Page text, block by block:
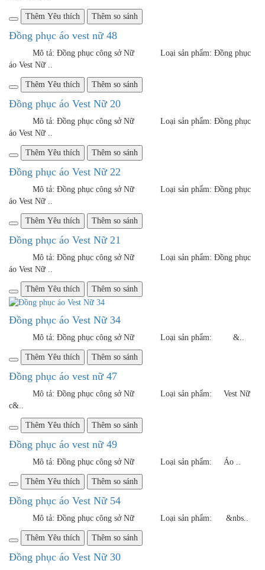
Mô tả: Đồng phục công sở Nữ Loại sản phẩm: Áo ..
Thêm Yêu thích Thêm so sánh
Đồng phục áo Vest Nữ 54
Mô tả: Đồng phục công sở Nữ Loại sản phẩm: &nbs..
Thêm Yêu thích
Đồng phục áo Vest Nữ 30
Mô tả: Đồng phục công sở Nữ Loại sản phẩm: &nbs..
Thêm Yêu thích
Thêm so sánh
GỌI NGAY: 0981747599
CÔNG TY TNHH VIỆT ĐỒNG PHỤC Với đội ngũ nhân viên
với trình độ chuyên môn cao, đủ khả năng đáp ứng mọi yêu cầu
dù là khắt khe nhất của Khách hàng. Không những thế, đội ngũ
nhân viên còn là những con người đầy lòng nhiệt huyết và luôn
tận tình, niềm nở khi phục vụ Khách hàng
Liên hệ
CÔNG TY TNHH VIỆT ĐỒNG PHỤC
Địa chỉ: Số nhà 18, ngõ 6, đường Nam Yên Lũng, Thôn Yên
Lũng, Xã An Khánh, Hoài Đức, Hà Nội
Điện thoại: 0981 7475 99 – 094 812 6768
Email: dongphucviet.dpv@gmail.com
© 2016 Copyright byvietdongphuc.com
Chức năng đã bị vô hiệu hóa.